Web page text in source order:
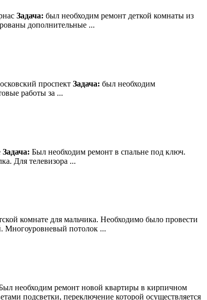
Задача: был необходим ремонт деткой комнаты из
дополнительные ...
проспект Задача: был необходим
работы за ...
Задача: Был необходим ремонт в спальне под ключ.
Для телевизора ...
комнате для мальчика. Необходимо было провести
Многоуровневый потолок ...
необходим ремонт новой квартиры в кирпичном
подсветки, переключение которой осуществляется